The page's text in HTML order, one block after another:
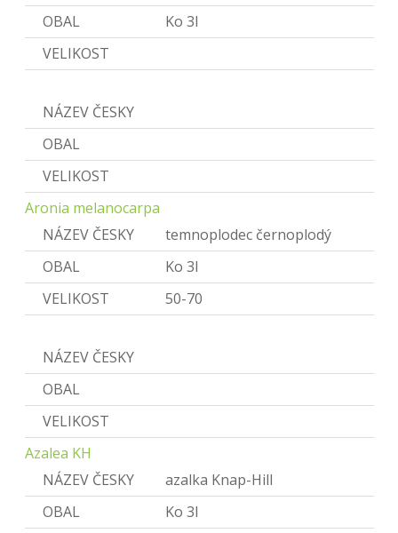
OBAL
Ko 3l
VELIKOST
NÁZEV ČESKY
OBAL
VELIKOST
Aronia melanocarpa
NÁZEV ČESKY
temnoplodec černoplodý
OBAL
Ko 3l
VELIKOST
50-70
NÁZEV ČESKY
OBAL
VELIKOST
Azalea KH
NÁZEV ČESKY
azalka Knap-Hill
OBAL
Ko 3l